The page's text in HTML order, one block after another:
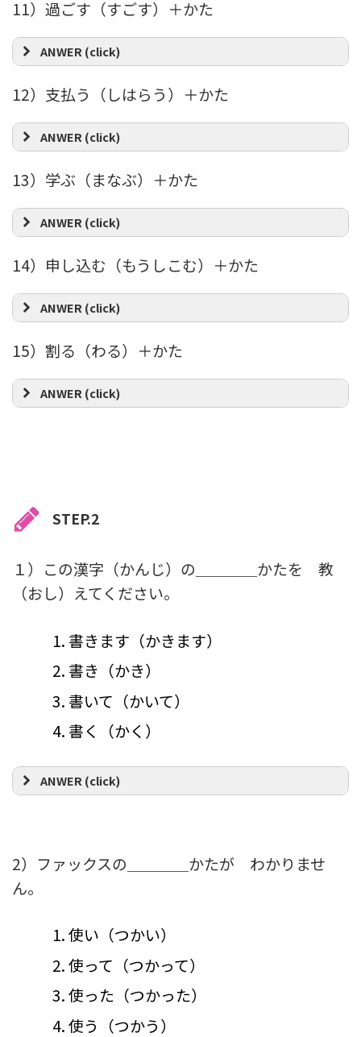
11）過ごす（すごす）＋かた
ANWER (click)
12）支払う（しはらう）＋かた
ANWER (click)
13）学ぶ（まなぶ）＋かた
ANWER (click)
14）申し込む（もうしこむ）＋かた
ANWER (click)
15）割る（わる）＋かた
ANWER (click)
STEP.2
１）この漢字（かんじ）の＿＿＿＿かたを 教
（おし）えてください。
書きます（かきます）
書き（かき）
書いて（かいて）
書く（かく）
ANWER (click)
2）ファックスの＿＿＿＿かたが わかりませ
ん。
使い（つかい）
使って（つかって）
使った（つかった）
使う（つかう）